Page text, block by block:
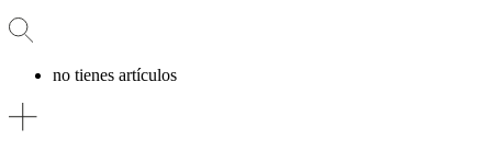
no tienes artículos